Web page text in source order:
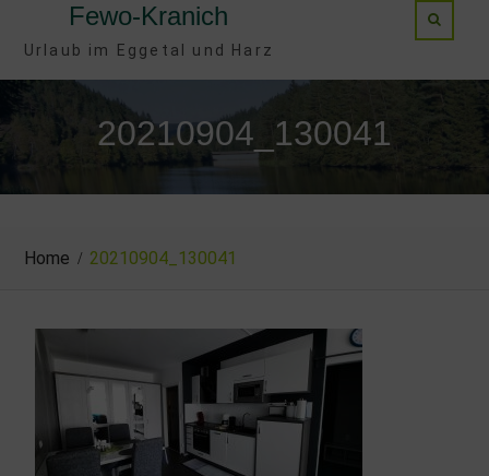
Fewo-Kranich
Urlaub im Eggetal und Harz
20210904_130041
Home 20210904_130041